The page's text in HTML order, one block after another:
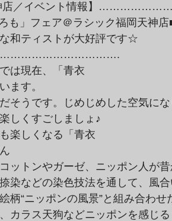
神店／イベント情報】
も」フェア＠ラシック福岡天神店
和ティストが大好評です☆
は現在、「青衣
ます。
そうです。じめじめした空気に
しくすごしましょ♪
楽しくなる「青衣
ットンやガーゼ、ニッポン人が
染などの染色技法を通して、風
柄“ニッポンの風景”と組み合わせ
カラス天狗などニッポンを感じる